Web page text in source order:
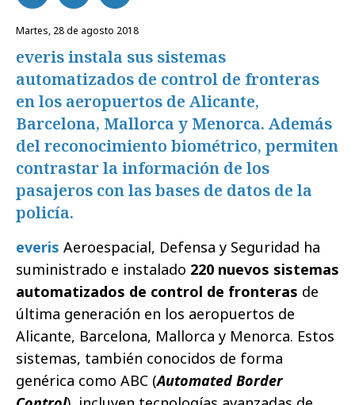
martes, 28 de agosto 2018
everis instala sus sistemas
automatizados de control de fronteras
en los aeropuertos de Alicante,
Barcelona, Mallorca y Menorca. Además
del reconocimiento biométrico, permiten
contrastar la información de los
pasajeros con las bases de datos de la
policía.
everis Aeroespacial, Defensa y Seguridad ha
suministrado e instalado 220 nuevos sistemas
automatizados de control de fronteras de
última generación en los aeropuertos de
Alicante, Barcelona, Mallorca y Menorca. Estos
sistemas, también conocidos de forma
genérica como ABC (Automated Border